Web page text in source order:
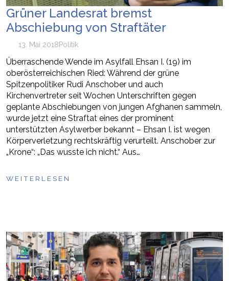
Grüner Landesrat bremst
Abschiebung von Straftäter
13. Mai 2018Politik
Überraschende Wende im Asylfall Ehsan I. (19) im
oberösterreichischen Ried: Während der grüne
Spitzenpolitiker Rudi Anschober und auch
Kirchenvertreter seit Wochen Unterschriften gegen
geplante Abschiebungen von jungen Afghanen sammeln,
wurde jetzt eine Straftat eines der prominent
unterstützten Asylwerber bekannt – Ehsan I. ist wegen
Körperverletzung rechtskräftig verurteilt. Anschober zur
„Krone“: „Das wusste ich nicht.“ Aus…
WEITERLESEN